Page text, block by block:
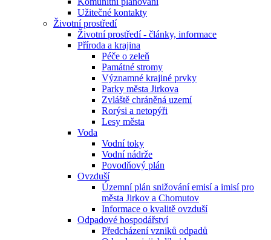
Užitečné kontakty
Životní prostředí
Životní prostředí - články, informace
Příroda a krajina
Péče o zeleň
Památné stromy
Významné krajiné prvky
Parky města Jirkova
Zvláště chráněná uzemí
Rorýsi a netopýři
Lesy města
Voda
Vodní toky
Vodní nádrže
Povodňový plán
Ovzduší
Územní plán snižování emisí a imisí pro
města Jirkov a Chomutov
Informace o kvalitě ovzduší
Odpadové hospodářství
Předcházení vzniků odpadů